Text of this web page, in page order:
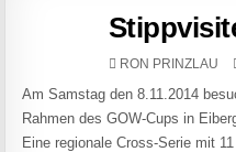
AUTHOR:
RON PRINZLAU
Am Samstag den 8.11.2014
Rahmen des GOW-Cups in
Eine regionale Cross-Serie mit